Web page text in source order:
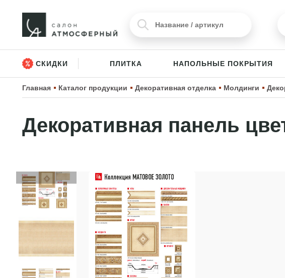
СКИДКИ ПЛИТКА НАПОЛЬНЫЕ ПОКРЫТИЯ
Главная Каталог продукции Декоративная отделка Молдинги
Декоративная панель